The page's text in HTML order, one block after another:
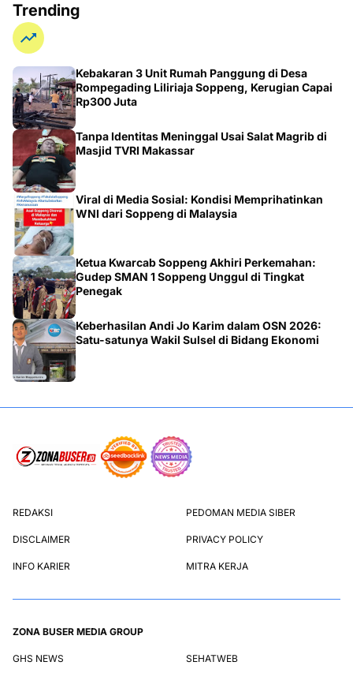
Trending
Kebakaran 3 Unit Rumah Panggung di Desa
Rompegading Liliriaja Soppeng, Kerugian Capai
Rp300 Juta
Tanpa Identitas Meninggal Usai Salat Magrib di
Masjid TVRI Makassar
Viral di Media Sosial: Kondisi Memprihatinkan
WNI dari Soppeng di Malaysia
Ketua Kwarcab Soppeng Akhiri Perkemahan:
Gudep SMAN 1 Soppeng Unggul di Tingkat
Penegak
Keberhasilan Andi Jo Karim dalam OSN 2026:
Satu-satunya Wakil Sulsel di Bidang Ekonomi
REDAKSI PEDOMAN MEDIA SIBER
DISCLAIMER PRIVACY POLICY
INFO KARIER MITRA KERJA
ZONA BUSER MEDIA GROUP
GHS NEWS SEHATWEB